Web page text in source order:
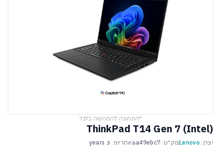
*התמונה להמחשה בלבד
ThinkPad T14 Gen 7 (Intel)
יצרן: Lenovoמק"ט: 6a49ebc7 אחריות: 3 years